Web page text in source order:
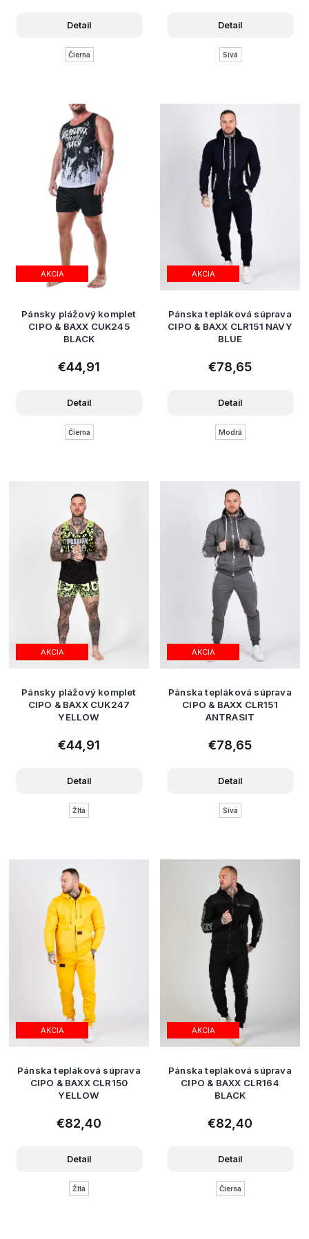
Detail
Čierna
Detail
Sivá
AKCIA
Pánsky plážový komplet
CIPO & BAXX CUK245
BLACK
€44,91
Detail
Čierna
AKCIA
Pánska tepláková súprava
CIPO & BAXX CLR151 NAVY
BLUE
€78,65
Detail
Modrá
AKCIA
Pánsky plážový komplet
CIPO & BAXX CUK247
YELLOW
€44,91
Detail
Žltá
AKCIA
Pánska tepláková súprava
CIPO & BAXX CLR151
ANTRASIT
€78,65
Detail
Sivá
AKCIA
Pánska tepláková súprava
CIPO & BAXX CLR150
YELLOW
€82,40
Detail
Žltá
AKCIA
Pánska tepláková súprava
CIPO & BAXX CLR164
BLACK
€82,40
Detail
Čierna